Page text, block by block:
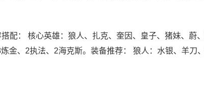
配： 核心英雄：狼人、扎克、奎因、皇子、猪妹、蔚
金、2执法、2海克斯。装备推荐： 狼人：水银、羊刀